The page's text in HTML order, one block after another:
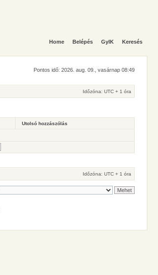
Home Belépés GyIK Keresés
Pontos idő: 2026. aug. 09., vasárnap 08:49
Időzóna: UTC + 1 óra
Utolsó hozzászólás
Időzóna: UTC + 1 óra